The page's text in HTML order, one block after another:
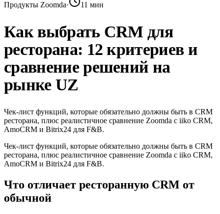
Продукты Zoomda· 11 мин
Как выбрать CRM для
ресторана: 12 критериев и
сравнение решений на
рынке UZ
Чек-лист функций, которые обязательно должны быть в CRM
ресторана, плюс реалистичное сравнение Zoomda с iiko CRM,
AmoCRM и Bitrix24 для F&B.
Чек-лист функций, которые обязательно должны быть в CRM
ресторана, плюс реалистичное сравнение Zoomda с iiko CRM,
AmoCRM и Bitrix24 для F&B.
Что отличает ресторанную CRM от
обычной